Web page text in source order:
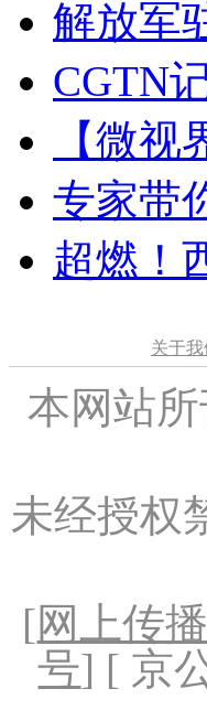
解放军
CGTN
【微
专家带
超燃！
关于我
本网站
未经授权
[网上传
号] [ 京